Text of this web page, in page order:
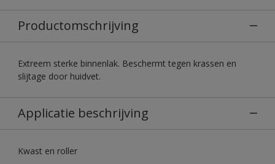
Productomschrijving
Extreem sterke binnenlak. Beschermt tegen krassen en
slijtage door huidvet.
Applicatie beschrijving
Kwast en roller